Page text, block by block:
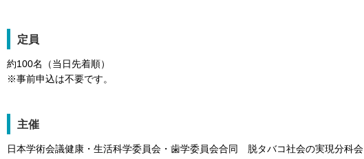
定員
約100名（当日先着順）
※事前申込は不要です。
主催
日本学術会議健康・生活科学委員会・歯学委員会合同 脱タバコ社会の実現分科会